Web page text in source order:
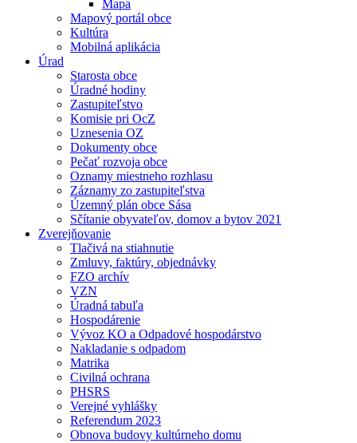
Mapa
Mapový portál obce
Kultúra
Mobilná aplikácia
Úrad
Starosta obce
Úradné hodiny
Zastupiteľstvo
Komisie pri OcZ
Uznesenia OZ
Dokumenty obce
Pečať rozvoja obce
Oznamy miestneho rozhlasu
Záznamy zo zastupiteľstva
Územný plán obce Sása
Sčítanie obyvateľov, domov a bytov 2021
Zverejňovanie
Tlačivá na stiahnutie
Zmluvy, faktúry, objednávky
FZO archív
VZN
Úradná tabuľa
Hospodárenie
Vývoz KO a Odpadové hospodárstvo
Nakladanie s odpadom
Matrika
Civilná ochrana
PHSRS
Verejné vyhlášky
Referendum 2023
Obnova budovy kultúrneho domu